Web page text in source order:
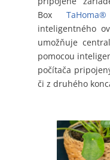
Box TaHoma®
inteligentného
umožňuje
pomocou
počítača
či z druhého